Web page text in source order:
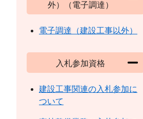
外）（電子調達）
電子調達（建設工事以外）
入札参加資格
建設工事関連の入札参加に
ついて